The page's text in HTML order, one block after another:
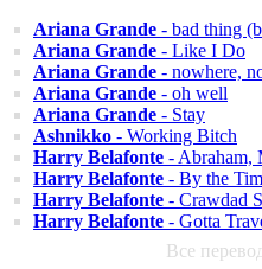
Ariana Grande - bad thing
Ariana Grande - Like I Do
Ariana Grande - nowhere,
Ariana Grande - oh well
Ariana Grande - Stay
Ashnikko - Working Bitch
Harry Belafonte - Abraham,
Harry Belafonte - By the
Harry Belafonte - Crawdad
Harry Belafonte - Gotta
Все